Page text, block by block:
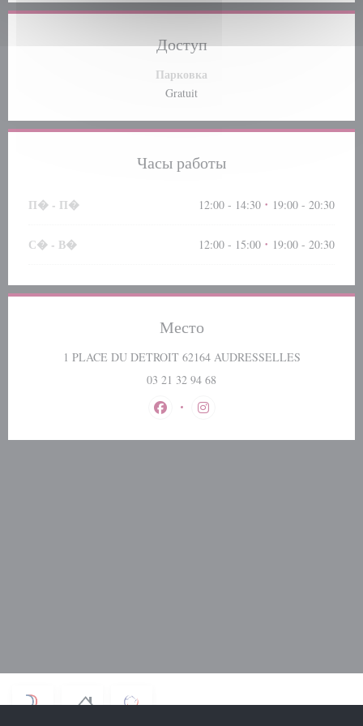
Доступ
Парковка
Gratuit
Часы работы
П� - П� 12:00 - 14:30 • 19:00 - 20:30
С� - В� 12:00 - 15:00 • 19:00 - 20:30
Место
1 PLACE DU DETROIT 62164 AUDRESSELLES
03 21 32 94 68
Facebook ((открывается в новом
Instagram ((открывается в